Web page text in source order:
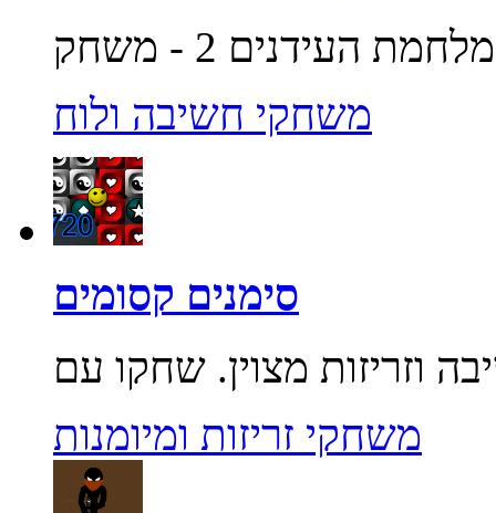
משחקי חשיבה ולוח
סימנים קסומים
משחקי זריזות ומיומנות